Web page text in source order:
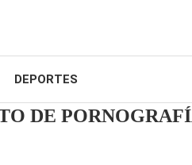
DEPORTES
DE